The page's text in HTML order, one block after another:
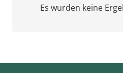
Es wurden keine